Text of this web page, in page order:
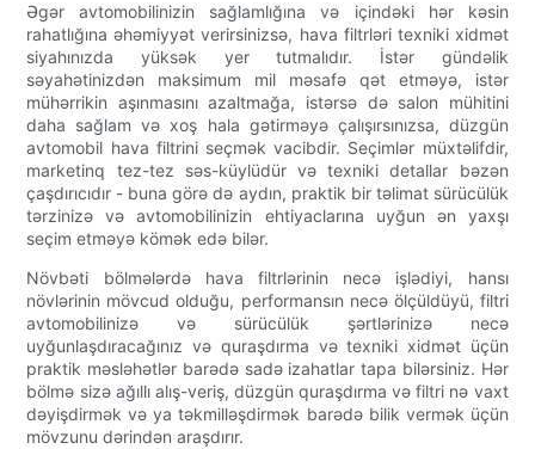
Əgər avtomobilinizin sağlamlığına və içindəki hər kəsin
rahatlığına əhəmiyyət verirsinizsə, hava filtrləri texniki xidmət
siyahınızda yüksək yer tutmalıdır. İstər gündəlik
səyahətinizdən maksimum mil məsafə qət etməyə, istər
mühərrikin aşınmasını azaltmağa, istərsə də salon mühitini
daha sağlam və xoş hala gətirməyə çalışırsınızsa, düzgün
avtomobil hava filtrini seçmək vacibdir. Seçimlər müxtəlifdir,
marketinq tez-tez səs-küylüdür və texniki detallar bəzən
çaşdırıcıdır - buna görə də aydın, praktik bir təlimat sürücülük
tərzinizə və avtomobilinizin ehtiyaclarına uyğun ən yaxşı
seçim etməyə kömək edə bilər.
Növbəti bölmələrdə hava filtrlərinin necə işlədiyi, hansı
növlərinin mövcud olduğu, performansın necə ölçüldüyü, filtri
avtomobilinizə və sürücülük şərtlərinizə necə
uyğunlaşdıracağınız və quraşdırma və texniki xidmət üçün
praktik məsləhətlər barədə sadə izahatlar tapa bilərsiniz. Hər
bölmə sizə ağıllı alış-veriş, düzgün quraşdırma və filtri nə vaxt
dəyişdirmək və ya təkmilləşdirmək barədə bilik vermək üçün
mövzunu dərindən araşdırır.